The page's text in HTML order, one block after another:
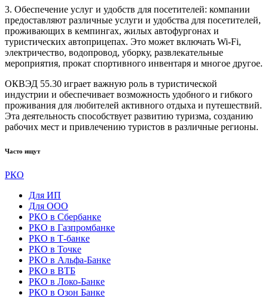
3. Обеспечение услуг и удобств для посетителей: компании
предоставляют различные услуги и удобства для посетителей,
проживающих в кемпингах, жилых автофургонах и
туристических автоприцепах. Это может включать Wi-Fi,
электричество, водопровод, уборку, развлекательные
мероприятия, прокат спортивного инвентаря и многое другое.
ОКВЭД 55.30 играет важную роль в туристической
индустрии и обеспечивает возможность удобного и гибкого
проживания для любителей активного отдыха и путешествий.
Эта деятельность способствует развитию туризма, созданию
рабочих мест и привлечению туристов в различные регионы.
Часто ищут
РКО
Для ИП
Для ООО
РКО в Сбербанке
РКО в Газпромбанке
РКО в Т-банке
РКО в Точке
РКО в Альфа-Банке
РКО в ВТБ
РКО в Локо-Банке
РКО в Озон Банке